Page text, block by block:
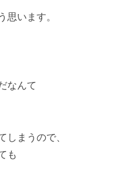
思います。
なんて
しまうので、
も